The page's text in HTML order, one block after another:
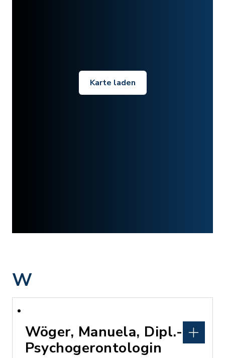
Karte laden
W
Wöger, Manuela, Dipl.-
Psychogerontologin